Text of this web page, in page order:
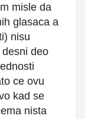
misle da
glasaca a
nisu
deo
ce ovu
kad se
nista